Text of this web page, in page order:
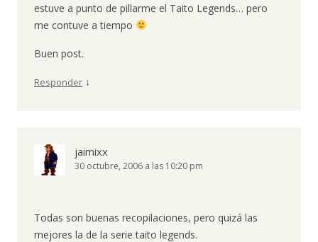
estuve a punto de pillarme el Taito Legends… pero
me contuve a tiempo
Buen post.
Responder ↓
jaimixx
30 octubre, 2006 a las 10:20 pm
Todas son buenas recopilaciones, pero quizá las
mejores la de la serie taito legends.